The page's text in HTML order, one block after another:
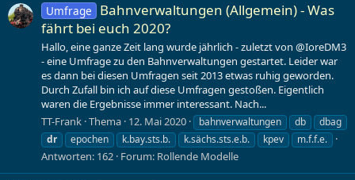
Umfrage
Bahnverwaltungen (Allgemein) - Was
fährt bei euch 2020?
Hallo, eine ganze Zeit lang wurde jährlich - zuletzt von @IoreDM3
- eine Umfrage zu den Bahnverwaltungen gestartet. Leider war
es dann bei diesen Umfragen seit 2013 etwas ruhig geworden.
Durch Zufall bin ich auf diese Umfragen gestoßen. Eigentlich
waren die Ergebnisse immer interessant. Nach...
TT-Frank Thema 12. Mai 2020 bahnverwaltungen db
dbag
dr
epochen k.bay.sts.b. k.sächs.sts.e.b. kpev m.f.f.e.
Antworten: 162 Forum: Rollende Modelle